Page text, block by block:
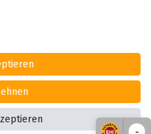
-
MwSt zzgl. Versand